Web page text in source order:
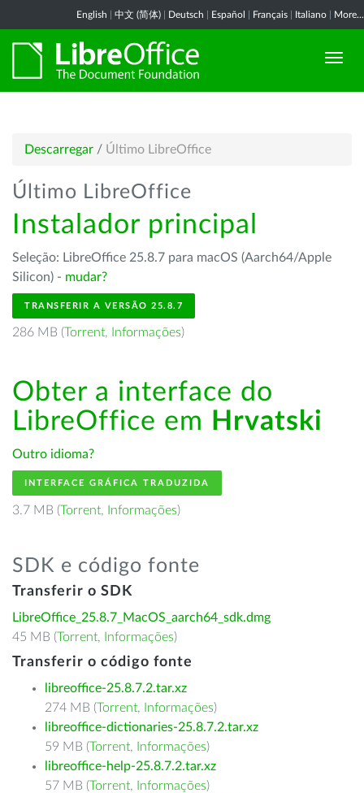
English 中文 (简体) Deutsch Español Français Italiano More...
Descarregar / Último LibreOffice
Último LibreOffice
Instalador principal
Seleção: LibreOffice 25.8.7 para macOS (Aarch64/Apple
Silicon) - mudar?
TRANSFERIR A VERSÃO 25.8.7
286 MB (Torrent, Informações)
Obter a interface do
LibreOffice em Hrvatski
Outro idioma?
INTERFACE GRÁFICA TRADUZIDA
3.7 MB (Torrent, Informações)
SDK e código fonte
Transferir o SDK
LibreOffice_25.8.7_MacOS_aarch64_sdk.dmg
45 MB (Torrent, Informações)
Transferir o código fonte
libreoffice-25.8.7.2.tar.xz
274 MB (Torrent, Informações)
libreoffice-dictionaries-25.8.7.2.tar.xz
59 MB (Torrent, Informações)
libreoffice-help-25.8.7.2.tar.xz
57 MB (Torrent, Informações)